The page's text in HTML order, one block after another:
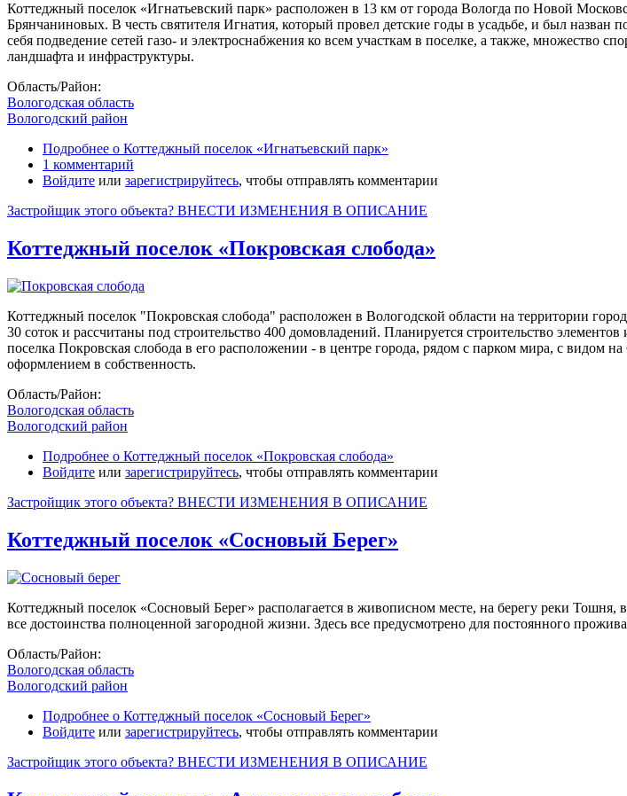
Коттеджный поселок «Игнатьевский парк» расположен в 13 км от города Вологда по Новой
Брянчаниновых. В честь святителя Игнатия, который провел детские годы в усадьбе, и был назван
себя подведение сетей газо- и электроснабжения ко всем участкам в поселке, а также,
ландшафта и инфраструктуры.
Область/Район:
Вологодская область
Вологодский район
Подробнее о Коттеджный поселок «Игнатьевский парк»
1 комментарий
Войдите или зарегистрируйтесь, чтобы отправлять комментарии
Застройщик этого объекта? ВНЕСТИ ИЗМЕНЕНИЯ В ОПИСАНИЕ
Коттеджный поселок «Покровская слобода»
Коттеджный поселок "Покровская слобода" расположен в Вологодской области на территории
30 соток и рассчитаны под строительство 400 домовладений. Планируется строительство
поселка Покровская слобода в его расположении - в центре города, рядом с парком мира, с
оформлением в собственность.
Область/Район:
Вологодская область
Вологодский район
Подробнее о Коттеджный поселок «Покровская слобода»
Войдите или зарегистрируйтесь, чтобы отправлять комментарии
Застройщик этого объекта? ВНЕСТИ ИЗМЕНЕНИЯ В ОПИСАНИЕ
Коттеджный поселок «Сосновый Берег»
Коттеджный поселок «Сосновый Берег» располагается в живописном месте, на берегу реки
все достоинства полноценной загородной жизни. Здесь все предусмотрено для постоянного
Область/Район:
Вологодская область
Вологодский район
Подробнее о Коттеджный поселок «Сосновый Берег»
Войдите или зарегистрируйтесь, чтобы отправлять комментарии
Застройщик этого объекта? ВНЕСТИ ИЗМЕНЕНИЯ В ОПИСАНИЕ